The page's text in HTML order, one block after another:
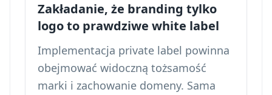
Zakładanie, że branding tylko
logo to prawdziwe white label
Implementacja private label powinna
obejmować widoczną tożsamość
marki i zachowanie domeny. Sama